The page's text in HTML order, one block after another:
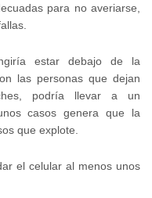
para no averiarse,
estar debajo de la
las personas que dejan
podría llevar a un
casos genera que la
que explote.
el celular al menos unos